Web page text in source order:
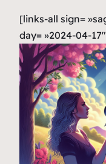
[links-all sign=
day= »2024-04-